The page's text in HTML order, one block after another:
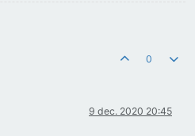
0
9 dec. 2020 20:45